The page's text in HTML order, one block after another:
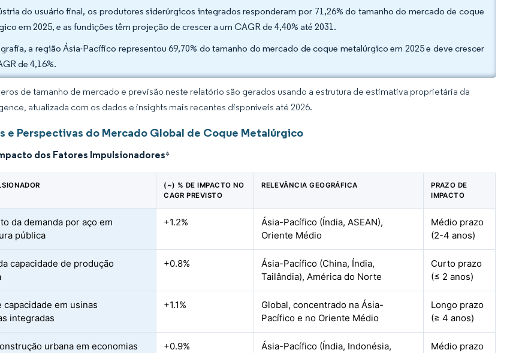
do usuário final, os produtores siderúrgicos integrados responderam por 71,26% do tamanho do mercado de coque
em 2025, e as fundições têm projeção de crescer a um CAGR de 4,40% até 2031.
a região Ásia-Pacífico representou 69,70% do tamanho do mercado de coque metalúrgico em 2025 e deve crescer
de 4,16%.
de tamanho de mercado e previsão neste relatório são gerados usando a estrutura de estimativa proprietária da
atualizada com os dados e insights mais recentes disponíveis até 2026.
e Perspectivas do Mercado Global de Coque Metalúrgico
dos Fatores Impulsionadores*
(~) % DE IMPACTO NO
CAGR PREVISTO
RELEVÂNCIA GEOGRÁFICA
PRAZO DE
IMPACTO
da demanda por aço em
pública
+1.2%
Ásia-Pacífico (Índia, ASEAN),
Oriente Médio
Médio prazo
(2-4 anos)
capacidade de produção
+0.8%
Ásia-Pacífico (China, Índia,
Tailândia), América do Norte
Curto prazo
(≤ 2 anos)
capacidade em usinas
integradas
+1.1%
Global, concentrado na Ásia-
Pacífico e no Oriente Médio
Longo prazo
(≥ 4 anos)
urbana em economias
+0.9%
Ásia-Pacífico (Índia, Indonésia,
Médio prazo